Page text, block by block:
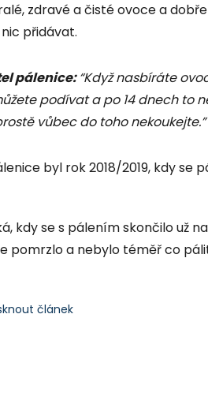
zdravé a čisté ovoce a
přidávat.
pálenice:“Když nasbíráte
podívat a po 14 dnech to
vůbec do toho nekoukejte.”
byl rok 2018/2019, kdy se
kdy se s pálením skončilo už
pomrzlo a nebylo téměř co
článek